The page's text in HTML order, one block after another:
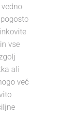
vse
ali
več